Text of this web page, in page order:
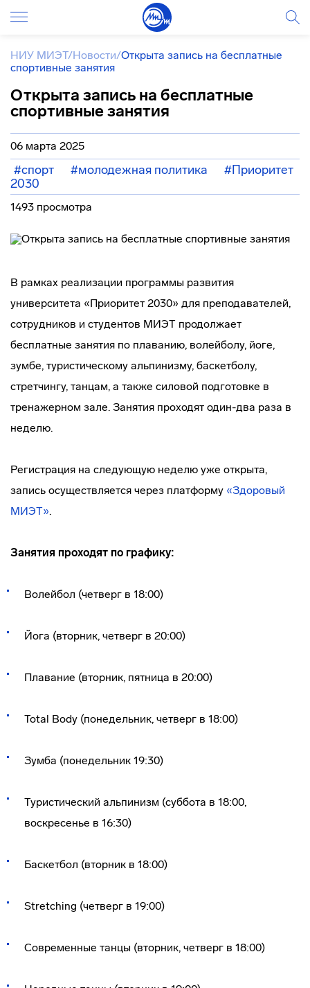
НИУ МИЭТ/Новости/Открыта запись на бесплатные
спортивные занятия
Открыта запись на бесплатные
спортивные занятия
06 марта 2025
#спорт #молодежная политика
#Приоритет
2030
1493 просмотра
В рамках реализации программы развития
университета «Приоритет 2030» для преподавателей,
сотрудников и студентов МИЭТ продолжает
бесплатные занятия по плаванию, волейболу, йоге,
зумбе, туристическому альпинизму, баскетболу,
стретчингу, танцам, а также силовой подготовке в
тренажерном зале. Занятия проходят один-два раза в
неделю.
Регистрация на следующую неделю уже открыта,
запись осуществляется через платформу «Здоровый
МИЭТ».
Занятия проходят по графику:
Волейбол (четверг в 18:00)
Йога (вторник, четверг в 20:00)
Плавание (вторник, пятница в 20:00)
Total Body (понедельник, четверг в 18:00)
Зумба (понедельник 19:30)
Туристический альпинизм (суббота в 18:00,
воскресенье в 16:30)
Баскетбол (вторник в 18:00)
Stretching (четверг в 19:00)
Современные танцы (вторник, четверг в 18:00)